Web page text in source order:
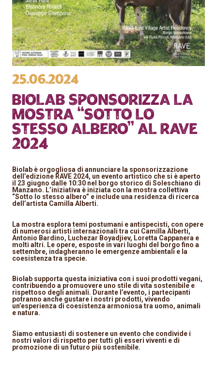
25.06.2024
Biolab sponsorizza la
mostra “Sotto lo
stesso albero” al RAVE
2024
Biolab è orgogliosa di annunciare la sponsorizzazione
dell’edizione RAVE 2024, un evento artistico che si è aperto
il 23 giugno dalle 10:30 nel borgo storico di Soleschiano di
Manzano. L’iniziativa è iniziata con la mostra collettiva
“Sotto lo stesso albero” e include una residenza di ricerca
dell’artista Camilla Alberti.
La mostra esplora temi postumani e antispecisti, con opere
di numerosi artisti internazionali tra cui Camilla Alberti,
Antonio Bardino, Luchezar Boyadjiev, Loretta Cappanera e
molti altri. Le opere, esposte in vari luoghi del borgo fino a
settembre, indagheranno le emergenze ambientali e la
coesistenza tra specie.
Biolab supporta questa iniziativa con i suoi prodotti vegani,
contribuendo a promuovere uno stile di vita sostenibile e
rispettoso degli animali. Durante l’evento, i partecipanti
potranno anche gustare i nostri prodotti, vivendo
un’esperienza di coesistenza armoniosa tra uomo, animali
e natura.
Siamo entusiasti di sostenere un evento che condivide i
nostri valori di rispetto per tutti gli esseri viventi e di
promozione di un futuro più sostenibile.